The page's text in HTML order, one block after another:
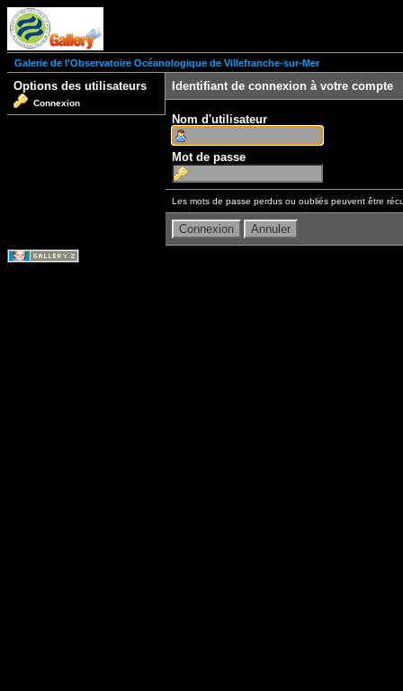
Galerie de l'Observatoire Océanologique de Villefranche-sur-Mer
Options des utilisateurs
Connexion
Identifiant de connexion à votre compte
Nom d'utilisateur
Mot de passe
Les mots de passe perdus ou oubliés peuvent être